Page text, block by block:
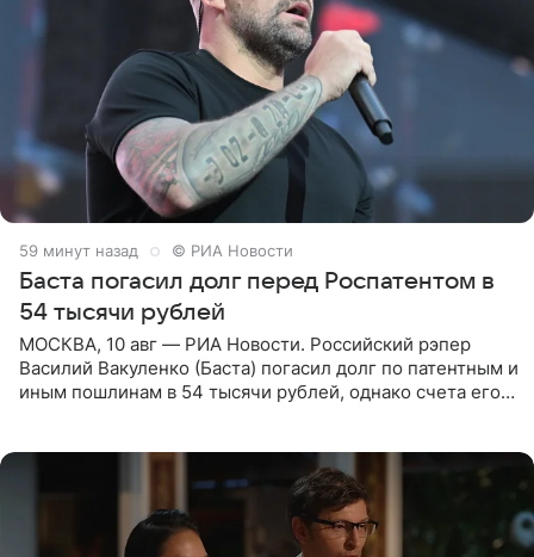
59 минут назад © РИА Новости
Баста погасил долг перед Роспатентом в
54 тысячи рублей
МОСКВА, 10 авг — РИА Новости. Российский рэпер
Василий Вакуленко (Баста) погасил долг по патентным и
иным пошлинам в 54 тысячи рублей, однако счета его